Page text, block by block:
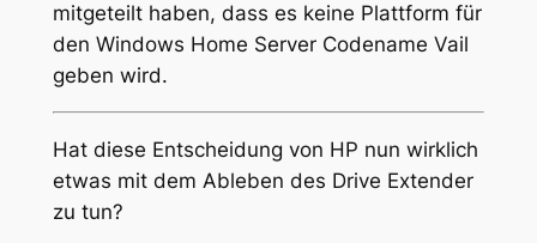
mitgeteilt haben, dass es keine Plattform für
den Windows Home Server Codename Vail
geben wird.
Hat diese Entscheidung von HP nun wirklich
etwas mit dem Ableben des Drive Extender
zu tun?